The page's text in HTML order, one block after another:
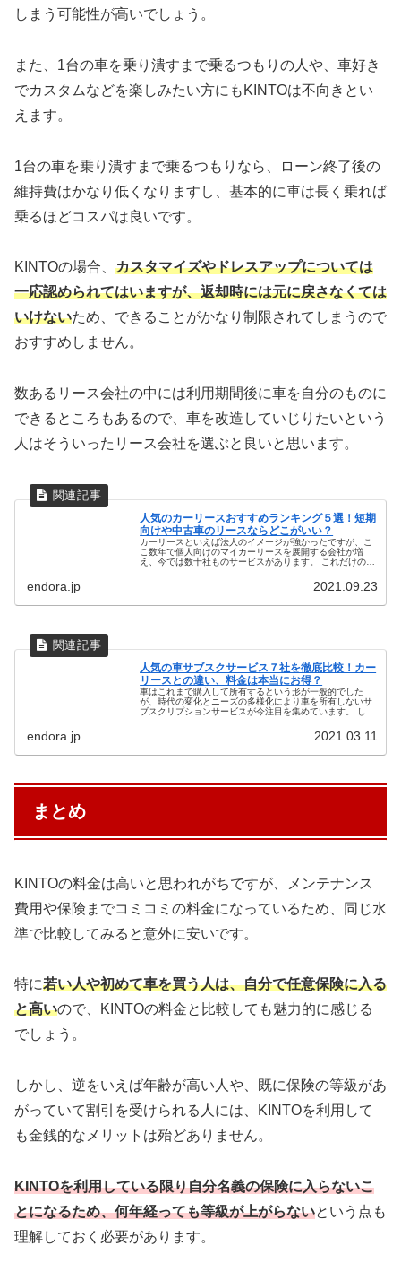
しまう可能性が高いでしょう。
また、1台の車を乗り潰すまで乗るつもりの人や、車好き
でカスタムなどを楽しみたい方にもKINTOは不向きとい
えます。
1台の車を乗り潰すまで乗るつもりなら、ローン終了後の
維持費はかなり低くなりますし、基本的に車は長く乗れば
乗るほどコスパは良いです。
KINTOの場合、 カスタマイズやドレスアップについては
一応認められてはいますが、返却時には元に戻さなくては
いけないため、できることがかなり制限されてしまうので
おすすめしません。
数あるリース会社の中には利用期間後に車を自分のものに
できるところもあるので、車を改造していじりたいという
人はそういったリース会社を選ぶと良いと思います。
人気のカーリースおすすめランキング５選！短期
向けや中古車のリースならどこがいい？
カーリースといえば法人のイメージが強かったですが、こ
こ数年で個人向けのマイカーリースを展開する会社が増
え、今では数十社ものサービスがあります。 これだけの数
endora.jp 2021.09.23
人気の車サブスクサービス７社を徹底比較！カー
リースとの違い、料金は本当にお得？
車はこれまで購入して所有するという形が一般的でした
が、時代の変化とニーズの多様化により車を所有しないサ
ブスクリプションサービスが今注目を集めています。 しか
endora.jp 2021.03.11
まとめ
KINTOの料金は高いと思われがちですが、メンテナンス
費用や保険までコミコミの料金になっているため、同じ水
準で比較してみると意外に安いです。
特に若い人や初めて車を買う人は、自分で任意保険に入る
と高いので、KINTOの料金と比較しても魅力的に感じる
でしょう。
しかし、逆をいえば年齢が高い人や、既に保険の等級があ
がっていて割引を受けられる人には、KINTOを利用して
も金銭的なメリットは殆どありません。
KINTOを利用している限り自分名義の保険に入らないこ
とになるため、何年経っても等級が上がらないという点も
理解しておく必要があります。